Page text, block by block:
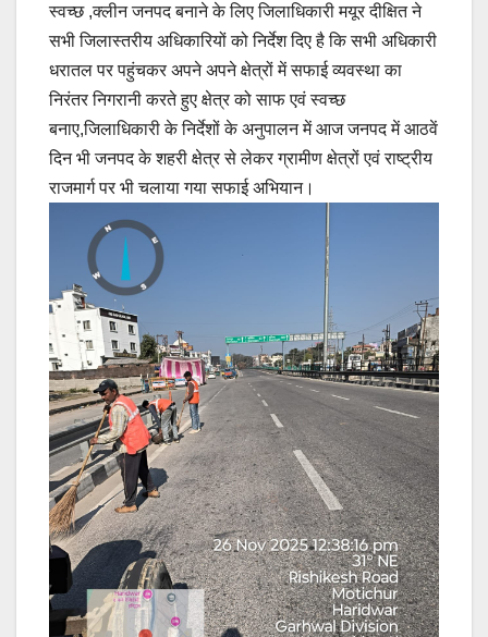
स्वच्छ ,क्लीन जनपद बनाने के लिए जिलाधिकारी मयूर दीक्षित ने
सभी जिलास्तरीय अधिकारियों को निर्देश दिए है कि सभी अधिकारी
धरातल पर पहुंचकर अपने अपने क्षेत्रों में सफाई व्यवस्था का
निरंतर निगरानी करते हुए क्षेत्र को साफ एवं स्वच्छ
बनाए,जिलाधिकारी के निर्देशों के अनुपालन में आज जनपद में आठवें
दिन भी जनपद के शहरी क्षेत्र से लेकर ग्रामीण क्षेत्रों एवं राष्ट्रीय
राजमार्ग पर भी चलाया गया सफाई अभियान।